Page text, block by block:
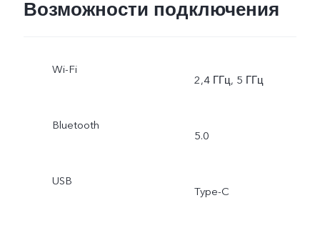
«Видео», «Живое фото»,
«Замедленная съемка»,
Возможности подключения
Wi-Fi
2,4 ГГц, 5 ГГц
Bluetooth
5.0
USB
Type-C